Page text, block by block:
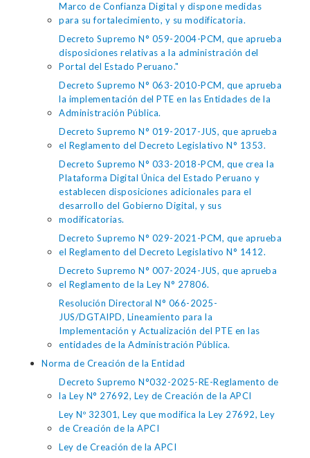
Marco de Confianza Digital y dispone medidas
para su fortalecimiento, y su modificatoria.
Decreto Supremo N° 059-2004-PCM, que aprueba
disposiciones relativas a la administración del
Portal del Estado Peruano."
Decreto Supremo N° 063-2010-PCM, que aprueba
la implementación del PTE en las Entidades de la
Administración Pública.
Decreto Supremo N° 019-2017-JUS, que aprueba
el Reglamento del Decreto Legislativo N° 1353.
Decreto Supremo N° 033-2018-PCM, que crea la
Plataforma Digital Única del Estado Peruano y
establecen disposiciones adicionales para el
desarrollo del Gobierno Digital, y sus
modificatorias.
Decreto Supremo N° 029-2021-PCM, que aprueba
el Reglamento del Decreto Legislativo N° 1412.
Decreto Supremo N° 007-2024-JUS, que aprueba
el Reglamento de la Ley N° 27806.
Resolución Directoral N° 066-2025-
JUS/DGTAIPD, Lineamiento para la
Implementación y Actualización del PTE en las
entidades de la Administración Pública.
Norma de Creación de la Entidad
Decreto Supremo N°032-2025-RE-Reglamento de
la Ley N° 27692, Ley de Creación de la APCI
Ley Nº 32301, Ley que modifica la Ley 27692, Ley
de Creación de la APCI
Ley de Creación de la APCI